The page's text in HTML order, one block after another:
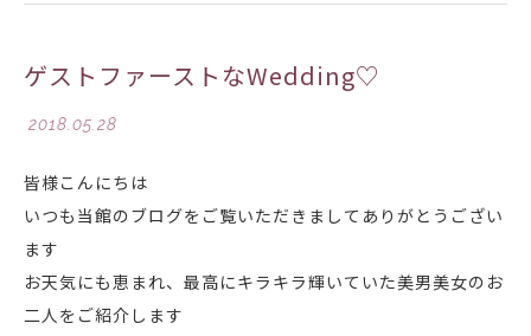
ゲストファーストなWedding♡
2018.05.28
皆様こんにちは
いつも当館のブログをご覧いただきましてありがとうござい
ます
お天気にも恵まれ、最高にキラキラ輝いていた美男美女のお
二人をご紹介します